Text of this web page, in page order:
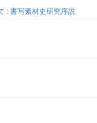
: 書写素材史研究序説